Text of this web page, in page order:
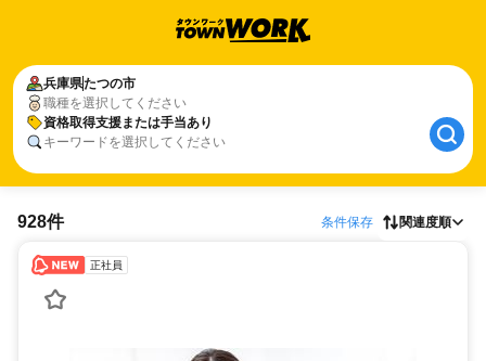
兵庫県たつの市
職種を選択してください
資格取得支援または手当あり
キーワードを選択してください
928件 条件保存 関連度順
正社員